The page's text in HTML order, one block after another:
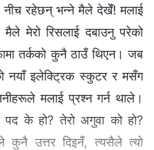
नीच रहेछन् भन्ने मैले देखेँ! मलाई
मेरो रिसलाई दबाउनु परेको
तर्कको कुनै ठाउँ थिएन। जब
नयाँ इलेक्ट्रिक स्कुटर र मसँग
मलाई प्रश्न गर्न थाले।
पद के हो? तेरो अगुवा को हो?
कुनै उत्तर दिइनँ, त्यसैले त्यो